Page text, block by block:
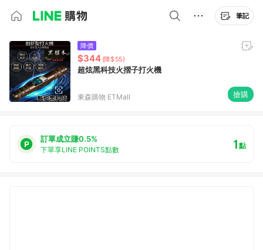
筆記
降價
$344 (降$55)
超炫黑科技火摺子打火機
東森購物 ETMall 搶購
訂單成立賺0.5%
下單享LINE POINTS點數 1點